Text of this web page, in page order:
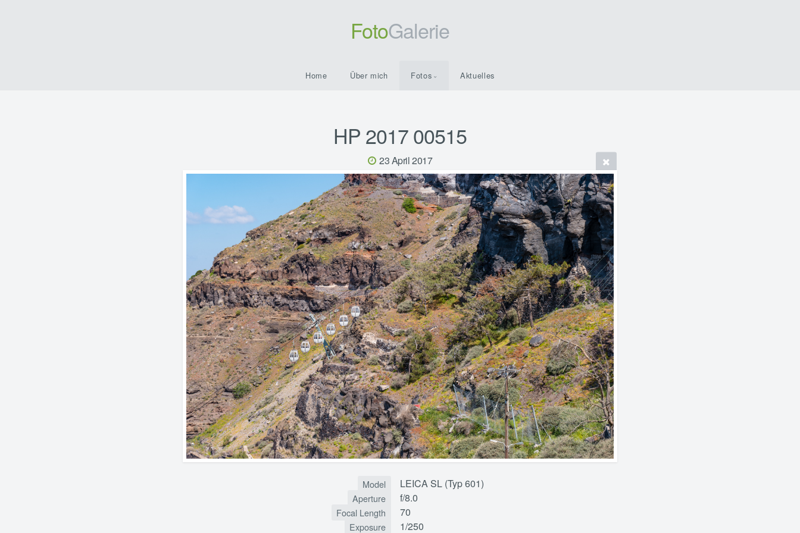
FotoGalerie
Home Über mich Fotos Aktuelles
HP 2017 00515
23 April 2017
Model LEICA SL (Typ 601)
Aperture f/8.0
Focal Length 70
Exposure 1/250